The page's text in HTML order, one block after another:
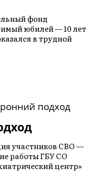
фонд
юбилей — 10 лет
в трудной
участников СВО —
работы ГБУ СО
центр»